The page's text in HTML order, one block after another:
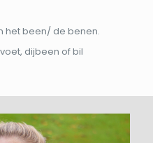
het been/ de benen.
dijbeen of bil